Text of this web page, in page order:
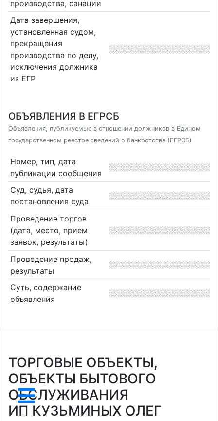
производства, санации
Дата завершения,
установленная судом,
прекращения
производства по делу,
исключения должника
из ЕГР
ОБЪЯВЛЕНИЯ В ЕГРСБ
Объявления, публикуемые в отношении должников в Едином
государственном реестре сведений о банкротстве (ЕГРСБ)
Номер, тип, дата
публикации сообщения
Суд, судья, дата
постановления суда
Проведение торгов
(дата, место, прием
заявок, результаты)
Проведение продаж,
результаты
Суть, содержание
объявления
ТОРГОВЫЕ ОБЪЕКТЫ,
ОБЪЕКТЫ БЫТОВОГО
ОБСЛУЖИВАНИЯ
ИП КУЗЬМИНЫХ ОЛЕГ